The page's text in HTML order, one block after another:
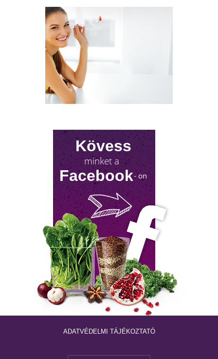
Sokan gondolják, hogy a változókor csak a
nőket érinti. Valójában a férfiaknál is
jelentkezik a tesztoszteronszint fokozatos
csökkenése, amit andropauzának vagy
férfiklimaxnak nevezünk. Honnan tudod,
elért téged is? Hogyan tudod megállítani?
Milyen lehetőségeket rejt? Olvass tovább!
NYIROKRENDSZER KISOKOS
A nyirokrendszerünk fontosságáról keveset
hallani! Mutatjuk, mit tehetsz érte!
Kövess
minket a
Facebook- on
ADATVÉDELMI TÁJÉKOZTATÓ